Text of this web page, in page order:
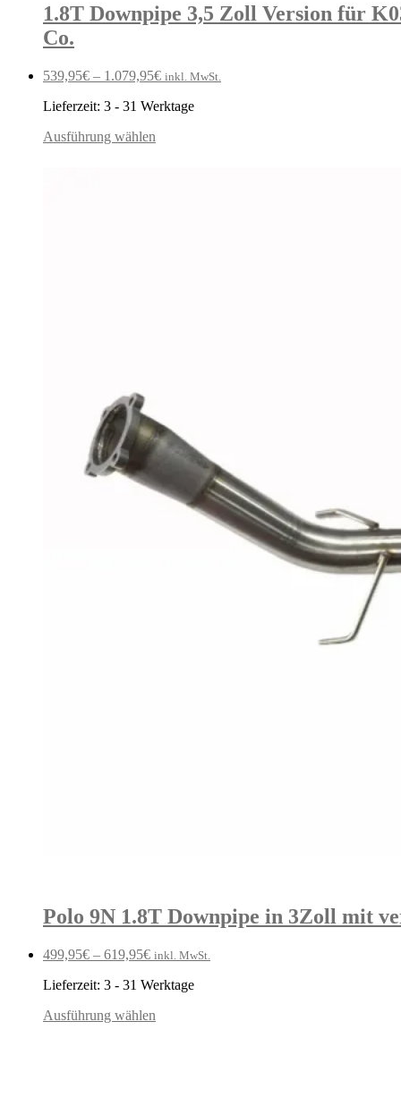
1.8T Downpipe 3,5 Zoll Version für
Co.
539,95€ – 1.079,95€ inkl. MwSt.
Lieferzeit: 3 - 31 Werktage
Ausführung wählen
Polo 9N 1.8T Downpipe in 3Zoll mit
499,95€ – 619,95€ inkl. MwSt.
Lieferzeit: 3 - 31 Werktage
Ausführung wählen